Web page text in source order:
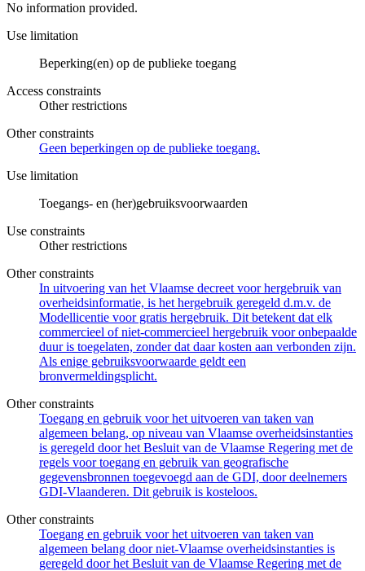
No information provided.
Use limitation
Beperking(en) op de publieke toegang
Access constraints
Other restrictions
Other constraints
Geen beperkingen op de publieke toegang.
Use limitation
Toegangs- en (her)gebruiksvoorwaarden
Use constraints
Other restrictions
Other constraints
In uitvoering van het Vlaamse decreet voor hergebruik van
overheidsinformatie, is het hergebruik geregeld d.m.v. de
Modellicentie voor gratis hergebruik. Dit betekent dat elk
commercieel of niet-commercieel hergebruik voor onbepaalde
duur is toegelaten, zonder dat daar kosten aan verbonden zijn.
Als enige gebruiksvoorwaarde geldt een
bronvermeldingsplicht.
Other constraints
Toegang en gebruik voor het uitvoeren van taken van
algemeen belang, op niveau van Vlaamse overheidsinstanties
is geregeld door het Besluit van de Vlaamse Regering met de
regels voor toegang en gebruik van geografische
gegevensbronnen toegevoegd aan de GDI, door deelnemers
GDI-Vlaanderen. Dit gebruik is kosteloos.
Other constraints
Toegang en gebruik voor het uitvoeren van taken van
algemeen belang door niet-Vlaamse overheidsinstanties is
geregeld door het Besluit van de Vlaamse Regering met de